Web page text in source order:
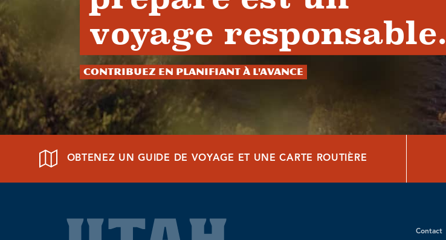
voyage responsable.
Contribuez en planifiant à l'avance
OBTENEZ UN GUIDE DE VOYAGE ET UNE CARTE ROUTIÈRE
Contact